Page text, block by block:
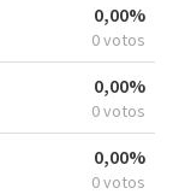
0,00%
0 votos
0,00%
0 votos
0,00%
0 votos